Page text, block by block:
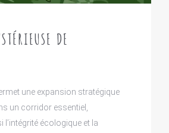
DE
une expansion stratégique
un corridor essentiel,
écologique et la